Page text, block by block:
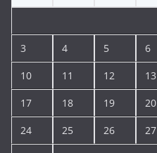
3 4 5 6
10 11 12 13
17 18 19 20
24 25 26 27